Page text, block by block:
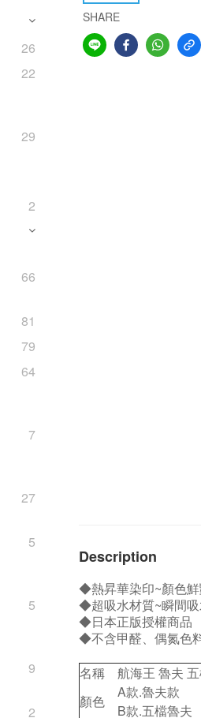
26
22
29
2
66
81
79
64
7
27
5
5
9
2
SHARE
Description
◆熱昇華染印~顏色
◆超吸水材質~瞬間
◆日本正版授權商品
◆不含甲醛、偶氮色
名稱
航海王 魯夫
顏色
A款.魯夫款
B款.五檔魯夫